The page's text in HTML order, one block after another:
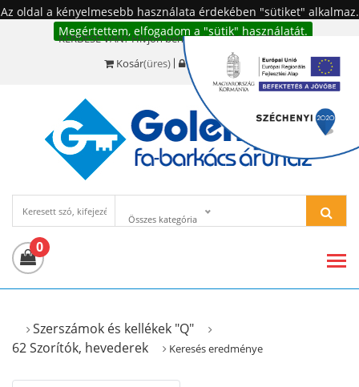
Az oldal a kényelmesebb használata érdekében "sütiket" alkalmaz.
Megértettem, elfogadom a "sütik" használatát.
KÉRDÉSE VAN? Hívjon bennünket!:+36 20 977-6494
Kosár(üres) Bejelentkezés
Összes kategória
0
Szerszámok és kellékek "Q"
62 Szorítók, hevederek
Keresés eredménye